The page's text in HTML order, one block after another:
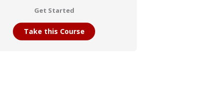
Get Started
Take this Course